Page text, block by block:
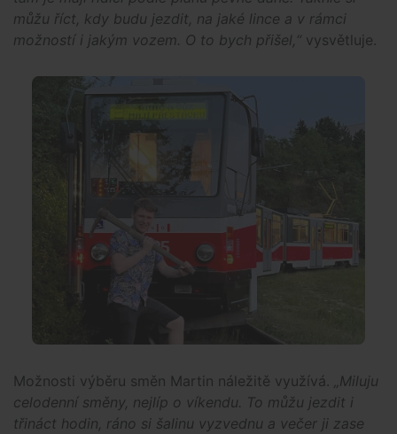
můžu říct, kdy budu jezdit, na jaké lince a v rámci
možností i jakým vozem. O to bych přišel,“ vysvětluje.
Možnosti výběru směn Martin náležitě využívá.
„Miluju
celodenní směny, nejlíp o víkendu. To můžu jezdit i
třináct hodin, ráno si šalinu vyzvednu a večer ji zase